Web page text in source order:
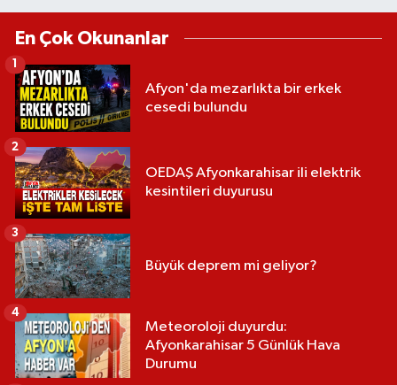
En Çok Okunanlar
Afyon'da mezarlıkta bir erkek
cesedi bulundu
1
OEDAŞ Afyonkarahisar ili elektrik
kesintileri duyurusu
2
Büyük deprem mi geliyor?
3
Meteoroloji duyurdu:
Afyonkarahisar 5 Günlük Hava
Durumu
4